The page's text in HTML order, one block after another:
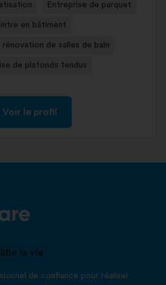
Entreprise de parquet
en bâtiment
rénovation de salles de bain
de plafonds tendus
Voir le profil
la vie
de confiance pour réaliser